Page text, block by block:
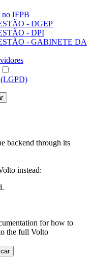
no IFPB
- DGEP
- DPI
- GABINETE DA
(LGPD)
backend through its
instead:
for how to
the full Volto